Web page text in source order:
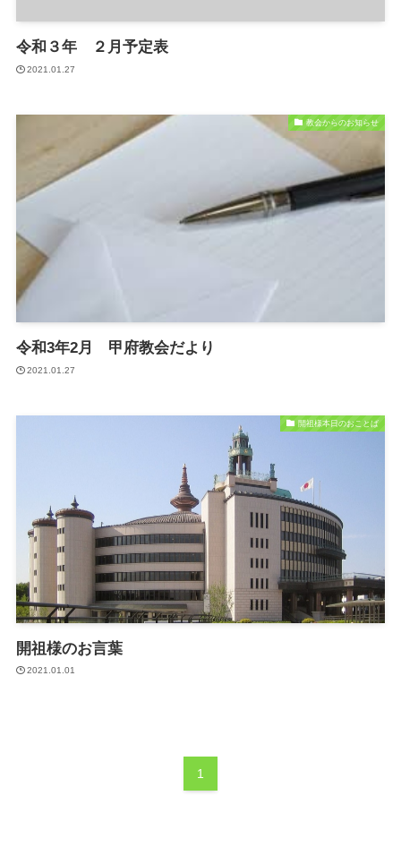
令和３年 ２月予定表
2021.01.27
教会からのお知らせ
令和3年2月 甲府教会だより
2021.01.27
開祖様本日のおことば
開祖様のお言葉
2021.01.01
1